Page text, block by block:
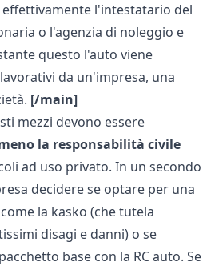
l'intestatario del
o l'agenzia di noleggio e
questo l'auto viene
da un'impresa, una
[/main]
mezzi devono essere
la responsabilità civile
ad uso privato. In un secondo
decidere se optare per una
la kasko (che tutela
disagi e danni) o se
base con la RC auto. Se